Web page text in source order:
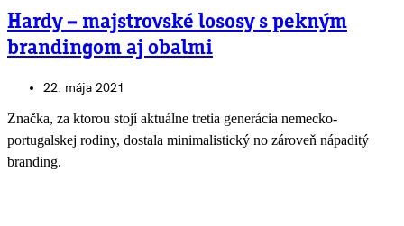
Hardy – majstrovské lososy s pekným
brandingom aj obalmi
22. mája 2021
Značka, za ktorou stojí aktuálne tretia generácia nemecko-
portugalskej rodiny, dostala minimalistický no zároveň nápaditý
branding.